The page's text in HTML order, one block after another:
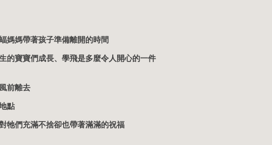
媽媽帶著孩子準備離開的時間
的寶寶們成長、學飛是多麼令人開心的一件
前離去
點
牠們充滿不捨卻也帶著滿滿的祝福